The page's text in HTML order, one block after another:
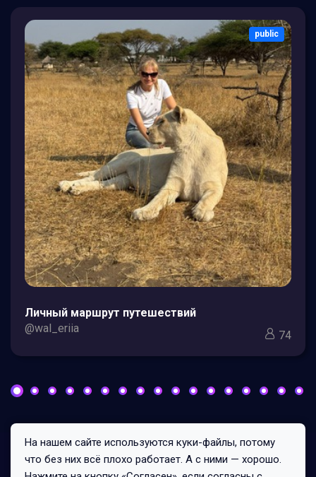
public
Личный маршрут путешествий
@wal_eriia
74
Все права защищены © 2026
На нашем сайте используются куки-файлы, потому
что без них всё плохо работает. А с ними — хорошо.